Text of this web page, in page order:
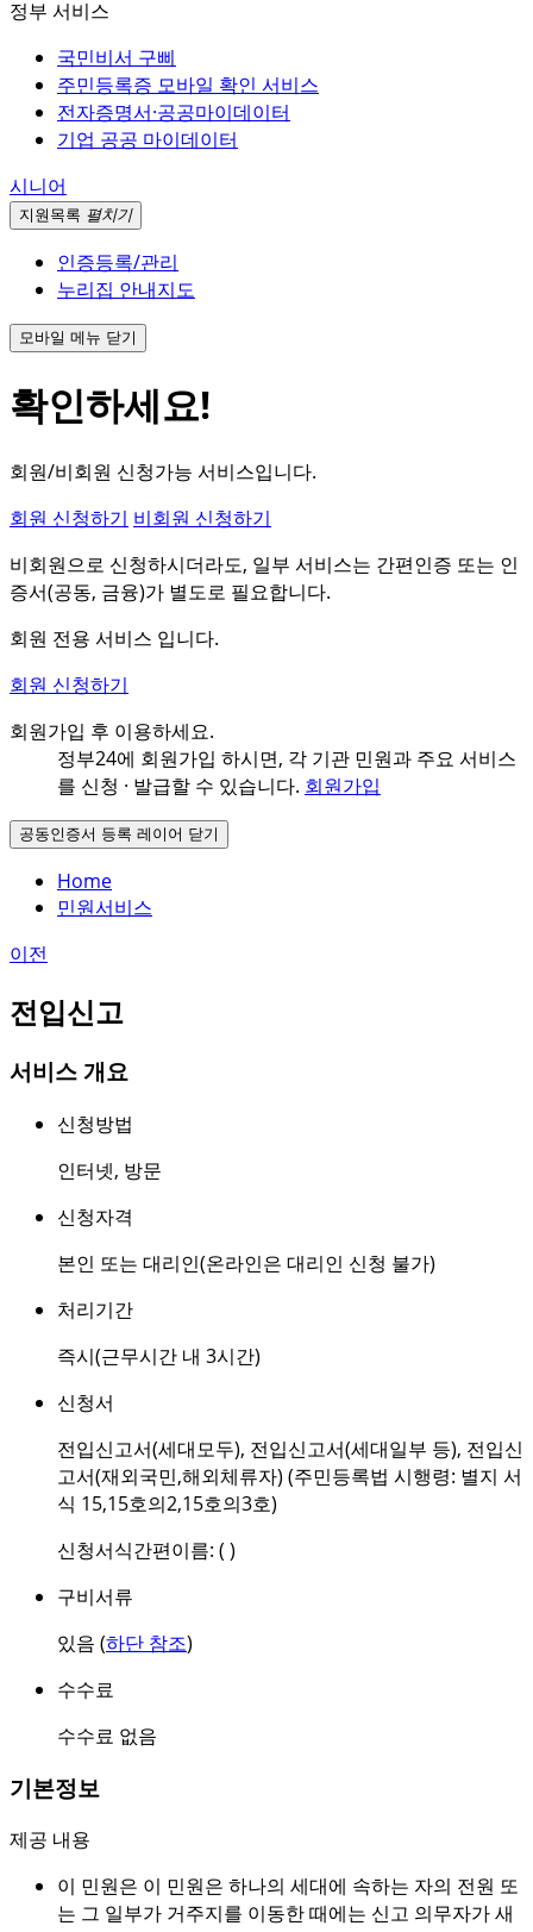
정부 서비스
국민비서 구삐
주민등록증 모바일 확인 서비스
전자증명서·공공마이데이터
기업 공공 마이데이터
시니어
지원 목록 펼치기
인증등록/관리
누리집 안내지도
모바일 메뉴 닫기
확인하세요!
회원/비회원 신청가능 서비스입니다.
회원 신청하기 비회원 신청하기
비회원으로 신청하시더라도, 일부 서비스는 간편인증 또는 인
증서(공동, 금융)가 별도로 필요합니다.
회원 전용 서비스 입니다.
회원 신청하기
회원가입 후 이용하세요.
정부24에 회원가입 하시면, 각 기관 민원과 주요 서비스
를 신청 · 발급할 수 있습니다. 회원가입
공동인증서 등록 레이어 닫기
Home
민원서비스
이전
전입신고
서비스 개요
신청방법
인터넷, 방문
신청자격
본인 또는 대리인(온라인은 대리인 신청 불가)
처리기간
즉시(근무시간 내 3시간)
신청서
전입신고서(세대모두), 전입신고서(세대일부 등), 전입신
고서(재외국민,해외체류자) (주민등록법 시행령: 별지 서
식 15,15호의2,15호의3호)
신청서식간편이름: ( )
구비서류
있음 (하단 참조)
수수료
수수료 없음
기본정보
제공 내용
이 민원은 이 민원은 하나의 세대에 속하는 자의 전원 또
는 그 일부가 거주지를 이동한 때에는 신고 의무자가 새